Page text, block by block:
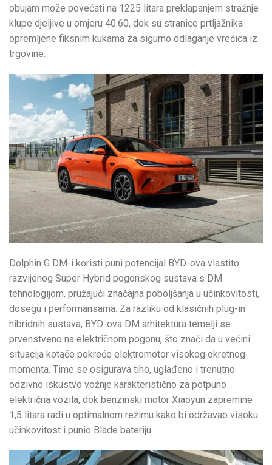
obujam može povećati na 1225 litara preklapanjem stražnje
klupe djeljive u omjeru 40:60, dok su stranice prtljažnika
opremljene fiksnim kukama za sigurno odlaganje vrećica iz
trgovine.
Dolphin G DM-i koristi puni potencijal BYD-ova vlastito
razvijenog Super Hybrid pogonskog sustava s DM
tehnologijom, pružajući značajna poboljšanja u učinkovitosti,
dosegu i performansama. Za razliku od klasičnih plug-in
hibridnih sustava, BYD-ova DM arhitektura temelji se
prvenstveno na električnom pogonu, što znači da u većini
situacija kotače pokreće elektromotor visokog okretnog
momenta. Time se osigurava tiho, uglađeno i trenutno
odzivno iskustvo vožnje karakteristično za potpuno
električna vozila, dok benzinski motor Xiaoyun zapremine
1,5 litara radi u optimalnom režimu kako bi održavao visoku
učinkovitost i punio Blade bateriju.